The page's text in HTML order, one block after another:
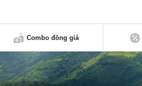
Combo đồng giá